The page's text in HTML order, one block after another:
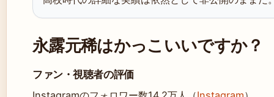
永露元稀はかっこいいですか？
ファン・視聴者の評価